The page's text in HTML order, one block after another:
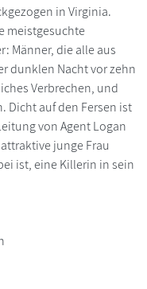
in Virginia.
meistgesuchte
Männer, die alle aus
dunklen Nacht vor zehn
Verbrechen, und
Dicht auf den Fersen ist
von Agent Logan
junge Frau
ist, eine Killerin in sein